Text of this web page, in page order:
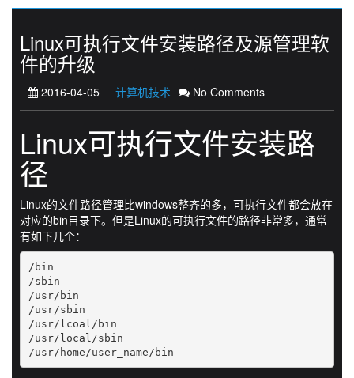
Linux可执行文件安装路径及源管理软
件的升级
2016-04-05 计算机技术 No Comments
Linux可执行文件安装路
径
Linux的文件路径管理比windows整齐的多，可执行文件都会放在
对应的bin目录下。但是Linux的可执行文件的路径非常多，通常
有如下几个：
/bin
/sbin
/usr/bin
/usr/sbin
/usr/lcoal/bin
/usr/local/sbin
/usr/home/user_name/bin